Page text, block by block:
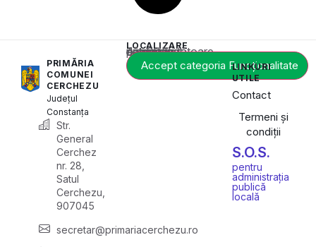
PRIMĂRIA
COMUNEI
CERCHEZU
Județul
Constanța
Str.
General
Cerchez
nr. 28,
Satul
Cerchezu,
907045
secretar@primariacerchezu.ro
LOCALIZARE
Acest conținut este blocat până când acceptați categoria corespunzătoare de cookie-uri.
Accept categoria Funcționalitate
LINKURI
UTILE
Contact
Termeni și
condiții
S.O.S.
pentru
administrația
publică
locală